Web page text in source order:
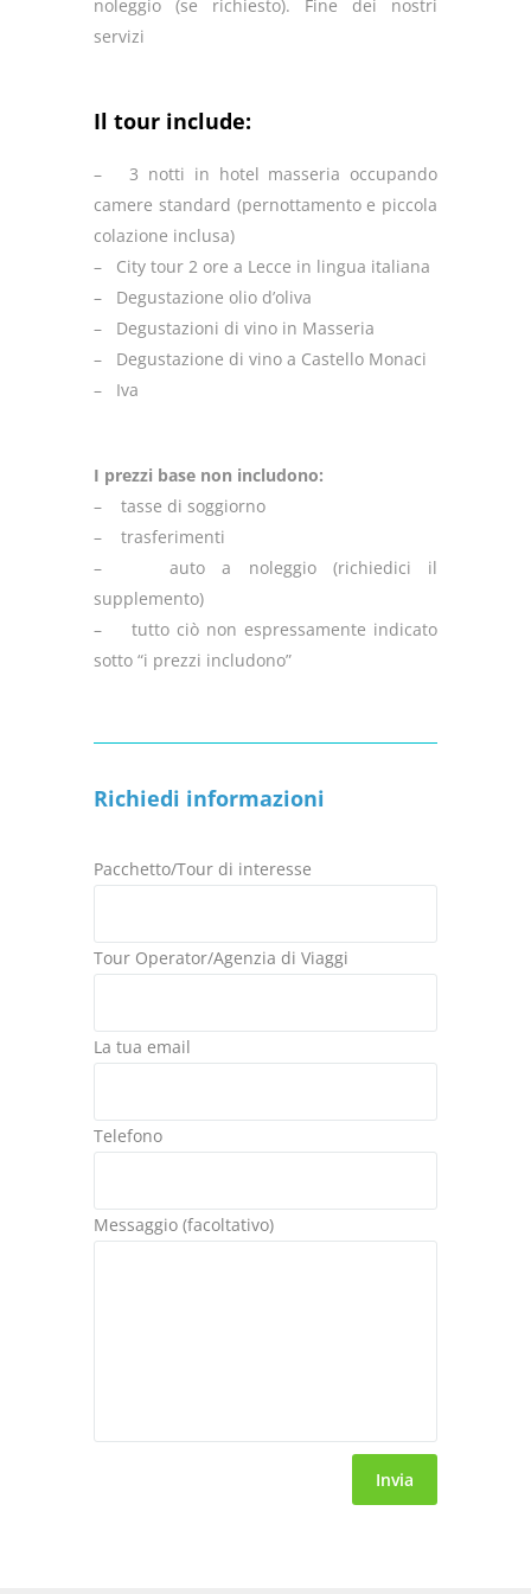
noleggio (se richiesto). Fine dei nostri
servizi
Il tour include:
– 3 notti in hotel masseria occupando
camere standard (pernottamento e piccola
colazione inclusa)
– City tour 2 ore a Lecce in lingua italiana
– Degustazione olio d’oliva
– Degustazioni di vino in Masseria
– Degustazione di vino a Castello Monaci
– Iva
I prezzi base non includono:
– tasse di soggiorno
– trasferimenti
– auto a noleggio (richiedici il
supplemento)
– tutto ciò non espressamente indicato
sotto “i prezzi includono”
Richiedi informazioni
Pacchetto/Tour di interesse
Tour Operator/Agenzia di Viaggi
La tua email
Telefono
Messaggio (facoltativo)